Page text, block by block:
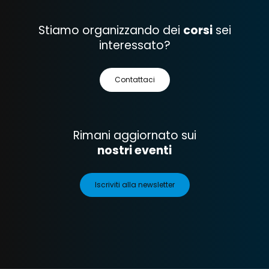
Stiamo organizzando dei corsisei
interessato?
Contattaci
Rimani aggiornato sui
nostri eventi
Iscriviti alla newsletter